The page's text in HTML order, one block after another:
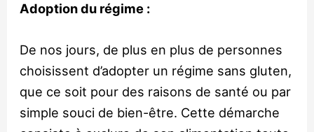
Adoption du régime :
De nos jours, de plus en plus de personnes
choisissent d’adopter un régime sans gluten,
que ce soit pour des raisons de santé ou par
simple souci de bien-être. Cette démarche